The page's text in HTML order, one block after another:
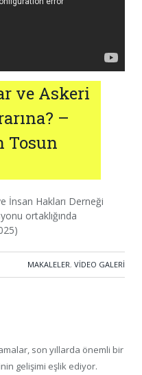
ve Askeri
–
Tosun
İnsan Hakları Derneği
ortaklığında
MAKALELER, VIDEO GALERI
son yıllarda önemli bir
gelişimi eşlik ediyor.